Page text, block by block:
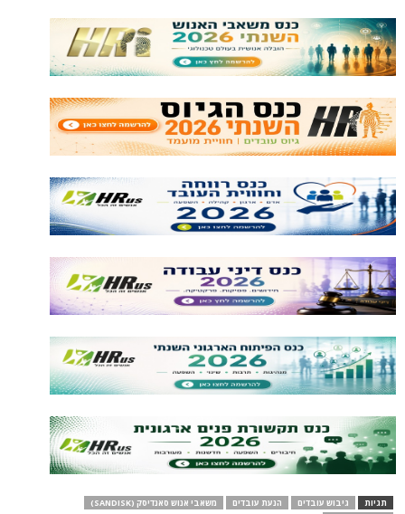
עובדים הנעת עובדים
משאבי אנוש סאנדיסק (SANDISK)